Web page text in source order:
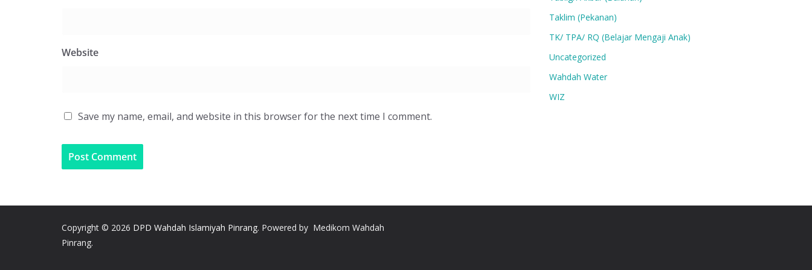
Website
Save my name, email, and website in this browser for the next time I comment.
Taklim (Pekanan)
TK/ TPA/ RQ (Belajar Mengaji Anak)
Uncategorized
Wahdah Water
WIZ
Copyright © 2026 DPD Wahdah Islamiyah Pinrang. Powered by Medikom Wahdah
Pinrang.